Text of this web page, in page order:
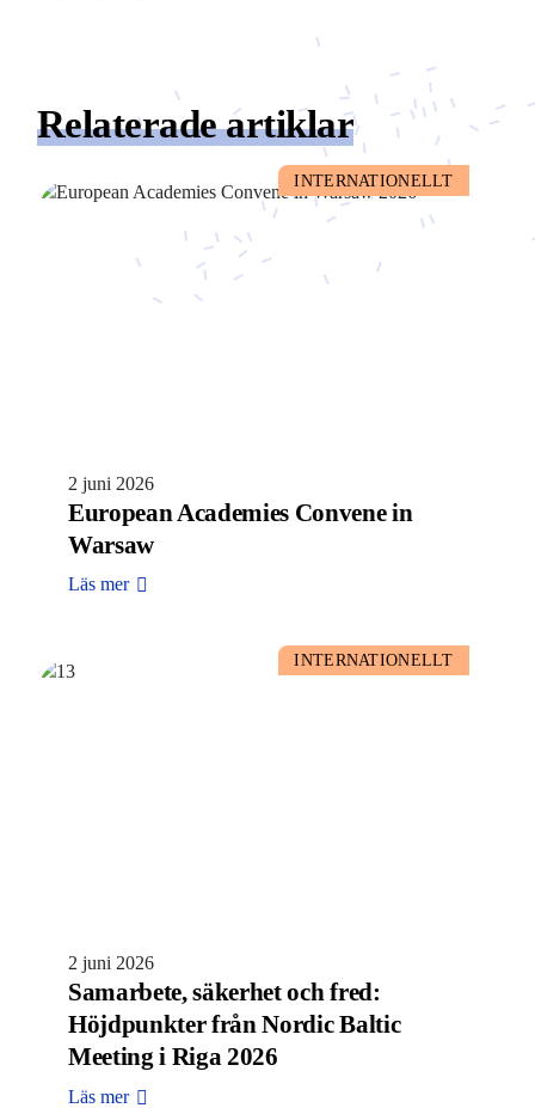
Relaterade artiklar
INTERNATIONELLT
2 juni 2026
European Academies Convene in
Warsaw
Läs mer
INTERNATIONELLT
2 juni 2026
Samarbete, säkerhet och fred:
Höjdpunkter från Nordic Baltic
Meeting i Riga 2026
Läs mer